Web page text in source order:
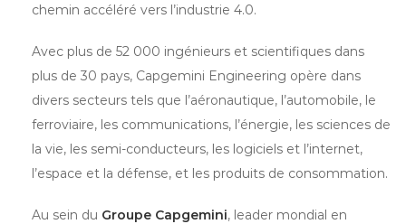
chemin accéléré vers l’industrie 4.0.
Avec plus de 52 000 ingénieurs et scientifiques dans
plus de 30 pays, Capgemini Engineering opère dans
divers secteurs tels que l’aéronautique, l’automobile, le
ferroviaire, les communications, l’énergie, les sciences de
la vie, les semi-conducteurs, les logiciels et l’internet,
l’espace et la défense, et les produits de consommation.
Au sein du Groupe Capgemini, leader mondial en